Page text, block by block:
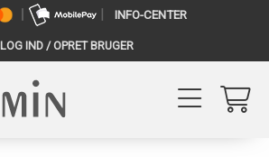
INFO-CENTER
LOG IND / OPRET BRUGER